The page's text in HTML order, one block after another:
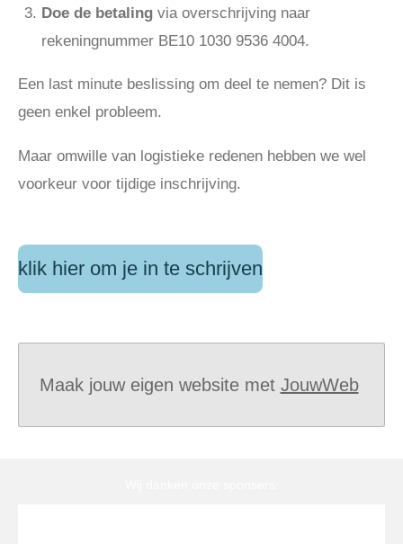
Doe de betaling via overschrijving naar
rekeningnummer BE10 1030 9536 4004.
Een last minute beslissing om deel te nemen? Dit is
geen enkel probleem.
Maar omwille van logistieke redenen hebben we wel
voorkeur voor tijdige inschrijving.
klik hier om je in te schrijven
Maak jouw eigen website met JouwWeb